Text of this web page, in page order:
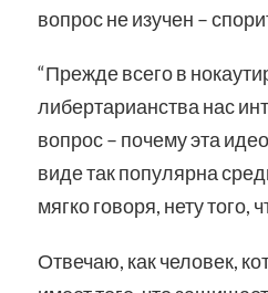
вопрос не изучен –
“Прежде всего в
либертарианства нас
вопрос – почему эта
виде так популярна
мягко говоря, нету того,
Отвечаю, как человек,